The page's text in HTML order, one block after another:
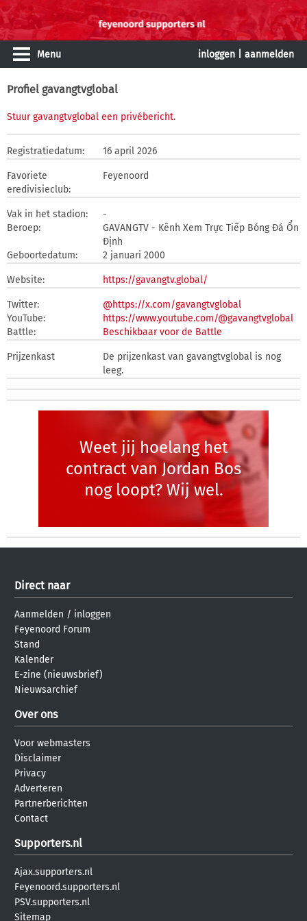
Menu inloggen aanmelden
Profiel gavangtvglobal
Stuur gavangtvglobal een privébericht.
Registratiedatum: 16 april 2026
Favoriete
eredivisieclub:
Feyenoord
Vak in het stadion:
-
Beroep:
GAVANGTV - Kênh Xem Trực Tiếp Bóng Đá Ổn
Định
Geboortedatum:
2 januari 2000
Website: https://gavangtv.global/
Twitter:
@https://x.com/gavangtvglobal
YouTube:
https://www.youtube.com/@gavangtvglobal
Battle:
Beschikbaar voor de Battle
Prijzenkast
De prijzenkast van gavangtvglobal is nog
leeg.
Weet jij hoelang het
contract van Jordan Bos
nog loopt? Wij wel.
Direct naar
Aanmelden / inloggen
Feyenoord Forum
Stand
Kalender
E-zine (nieuwsbrief)
Nieuwsarchief
Over ons
Voor webmasters
Disclaimer
Privacy
Adverteren
Partnerberichten
Contact
Supporters.nl
Ajax.supporters.nl
Feyenoord.supporters.nl
PSV.supporters.nl
Sitemap